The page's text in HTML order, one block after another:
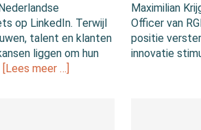
op LinkedIn. Terwijl
talent en klanten
liggen om hun
[Lees meer …]
Maximilian
Officer van
positie
innovatie